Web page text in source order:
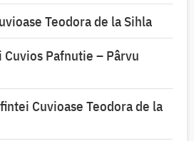
Teodora de la Sihla
Pafnutie – Pârvu
Cuvioase Teodora de la